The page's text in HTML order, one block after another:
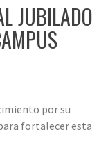
JUBILADO
por su
fortalecer esta